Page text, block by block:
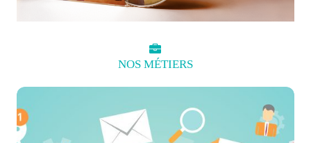
NOS MÉTIERS